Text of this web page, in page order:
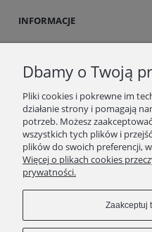
INFORMACJE
kontakt
Pokaż
Sklep
Dbamy o Twoją
Pliki cookies i pokrewne im
działanie strony i pomagają
potrzeb. Możesz
wszystkich tych plików i
plików do swoich preferencji,
Więcej o plikach cookies
prywatności.
Zaakceptuj